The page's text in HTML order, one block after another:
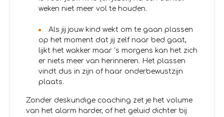
weken niet meer vol te houden.
Als jij jouw kind wekt om te gaan plassen
op het moment dat jij zelf naar bed gaat,
lijkt het wakker maar ’s morgens kan het zich
er niets meer van herinneren. Het plassen
vindt dus in zijn of haar onderbewustzijn
plaats.
Zonder deskundige coaching zet je het volume
van het alarm harder, of het geluid dichter bij